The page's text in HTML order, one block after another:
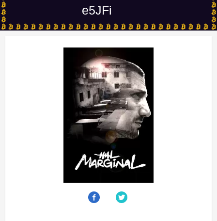
e5JFi